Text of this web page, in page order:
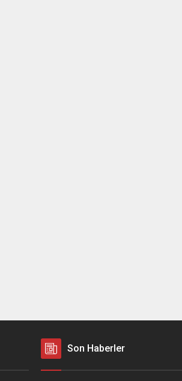
Son Haberler